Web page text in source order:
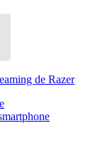
de Razer